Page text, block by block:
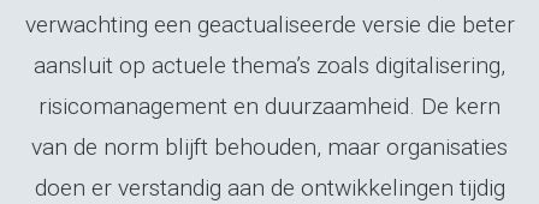
verwachting een geactualiseerde versie die beter
aansluit op actuele thema’s zoals digitalisering,
risicomanagement en duurzaamheid. De kern
van de norm blijft behouden, maar organisaties
doen er verstandig aan de ontwikkelingen tijdig